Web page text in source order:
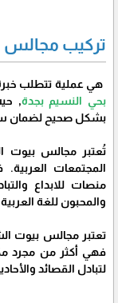
تركيب مجالس
هي عملية تتطلب
بحي النسيم بجدة,
بشكل صحيح لضمان
تُعتبر مجالس بيوت
المجتمعات
منصات للابداع
والمحبون للغة العربية
تعتبر مجالس بيوت
فهي أكثر من مجرد
لتبادل القصائد